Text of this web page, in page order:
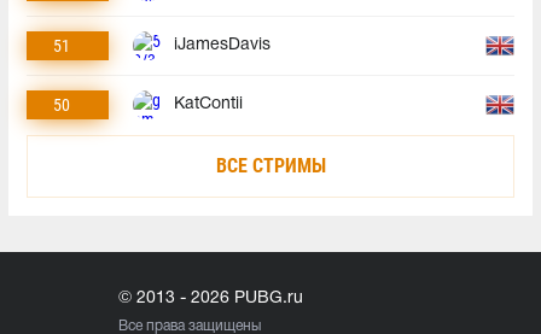
51 iJamesDavis
50 KatContii
ВСЕ СТРИМЫ
© 2013 - 2026 PUBG.ru
Все права защищены